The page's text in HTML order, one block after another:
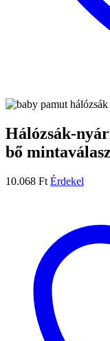
Hálózsák-
bő
10.068 Ft Érdekel